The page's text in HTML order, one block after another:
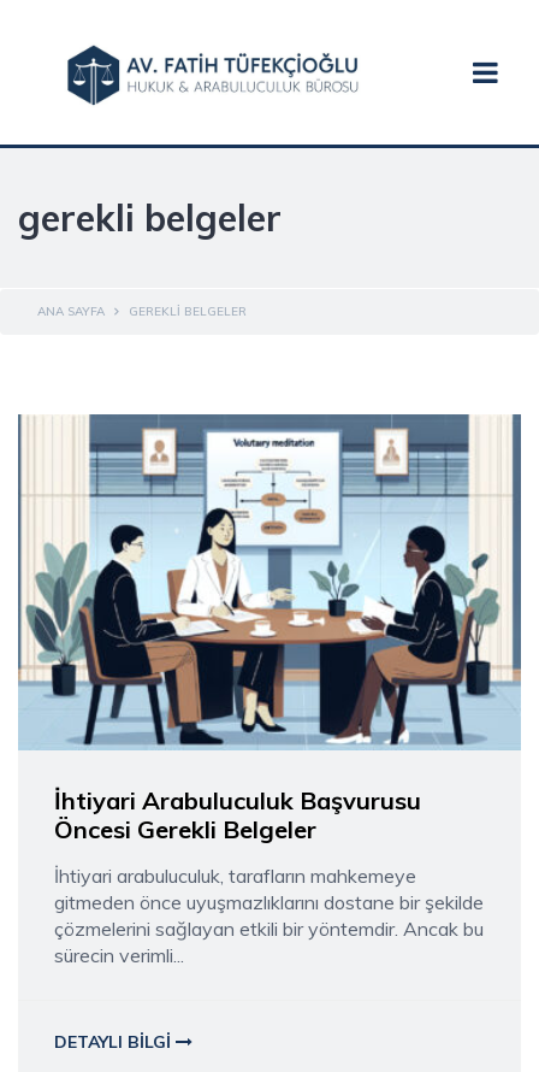
gerekli belgeler
ANA SAYFA GEREKLI BELGELER
İhtiyari Arabuluculuk Başvurusu
Öncesi Gerekli Belgeler
İhtiyari arabuluculuk, tarafların mahkemeye
gitmeden önce uyuşmazlıklarını dostane bir şekilde
çözmelerini sağlayan etkili bir yöntemdir. Ancak bu
sürecin verimli...
DETAYLI BILGI